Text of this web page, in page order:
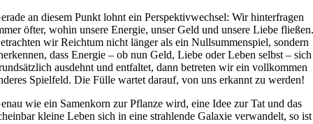
an diesem Punkt lohnt ein Perspektivwechsel: Wir hinterfragen
öfter, wohin unsere Energie, unser Geld und unsere Liebe
wir Reichtum nicht länger als ein Nullsummenspiel, sondern
dass Energie – ob nun Geld, Liebe oder Leben selbst – sich
ausdehnt und entfaltet, dann betreten wir ein vollkommen
Spielfeld. Die Fülle wartet darauf, von uns erkannt zu werden!
wie ein Samenkorn zur Pflanze wird, eine Idee zur Tat und das
kleine Leben sich in eine strahlende Galaxie verwandelt, so ist